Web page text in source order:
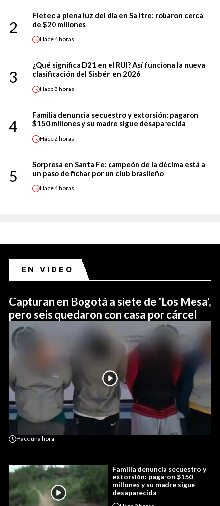
2
Fleteo a plena luz del día en Salitre: robaron cerca
de $20 millones
Hace4 horas
3
¿Qué significa D21 en el RUI? Así funciona la nueva
clasificación del Sisbén en 2026
Hace3 horas
4
Familia denuncia secuestro y extorsión: pagaron
$150 millones y su madre sigue desaparecida
Hace2 horas
5
Sorpresa en Santa Fe: campeón de la décima está a
un paso de fichar por un club brasileño
Hace4 horas
EN VIDEO
Capturan en Bogotá a siete de 'Los Mesa',
pero seis quedaron con casa por cárcel
Haceuna hora
Familia denuncia secuestro y
extorsión: pagaron $150
millones y su madre sigue
desaparecida